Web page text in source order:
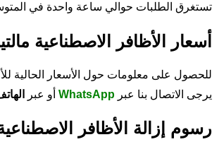
تستغرق الطلبات حوالي ساعة واحدة في
أسعار الأظافر الاصطناعية
للحصول على معلومات حول الأسعار الحالية
يرجى الاتصال بنا عبر WhatsApp أو عبر
رسوم إزالة الأظافر